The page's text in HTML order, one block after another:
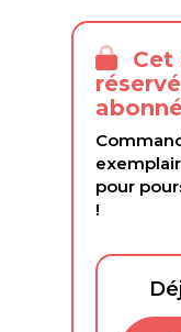
Cet
pour
!